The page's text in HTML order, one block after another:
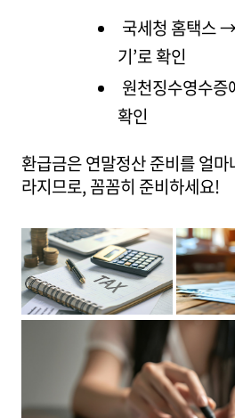
국세청 홈택스
기’로 확인
원천징수영수증
확인
환급금은 연말정산 준비를 얼
라지므로, 꼼꼼히 준비하세요!